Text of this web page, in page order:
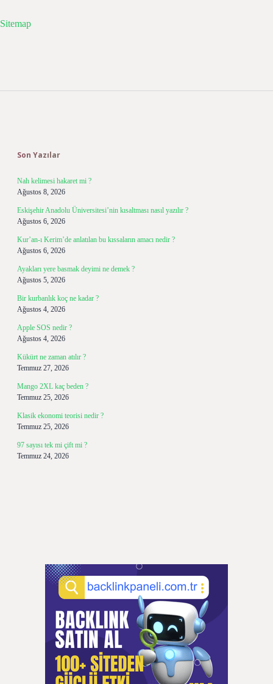
Sitemap
Son Yazılar
Nah kelimesi hakaret mi ?
Ağustos 8, 2026
Eskişehir Anadolu Üniversitesi’nin kısaltması nasıl yazılır ?
Ağustos 6, 2026
Kur’an-ı Kerim’de anlatılan bu kıssaların amacı nedir ?
Ağustos 6, 2026
Ayakları yere basmak deyimi ne demek ?
Ağustos 5, 2026
Bir kurbanlık koç ne kadar ?
Ağustos 4, 2026
Apple SOS nedir ?
Ağustos 4, 2026
Kükürt ne zaman atılır ?
Temmuz 27, 2026
Mango 2XL kaç beden ?
Temmuz 25, 2026
Klasik ekonomi teorisi nedir ?
Temmuz 25, 2026
97 sayısı tek mi çift mi ?
Temmuz 24, 2026